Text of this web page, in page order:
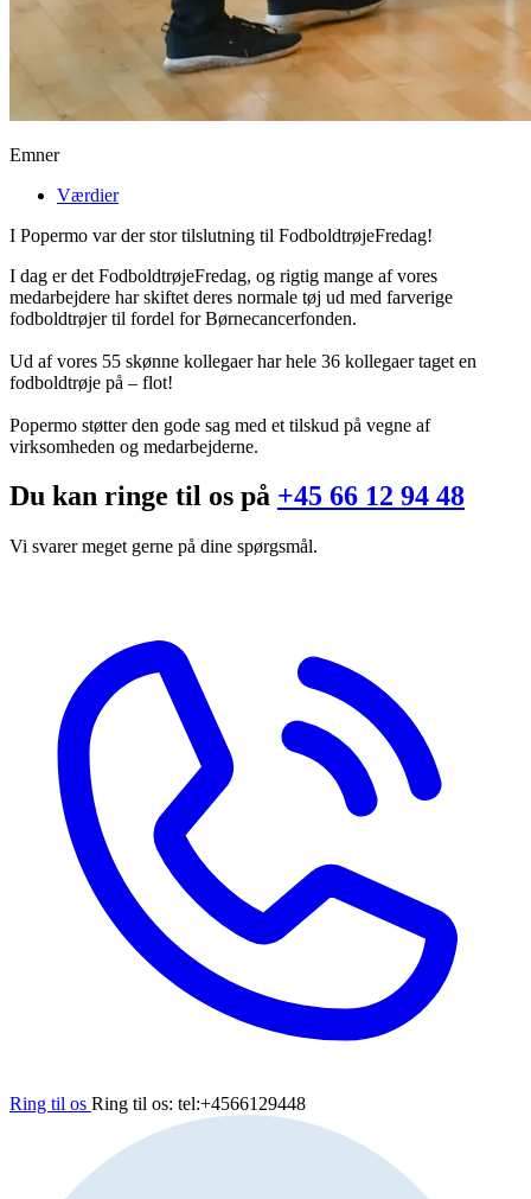
Emner
Værdier
I Popermo var der stor tilslutning til FodboldtrøjeFredag!
I dag er det FodboldtrøjeFredag, og rigtig mange af vores
medarbejdere har skiftet deres normale tøj ud med farverige
fodboldtrøjer til fordel for Børnecancerfonden.
Ud af vores 55 skønne kollegaer har hele 36 kollegaer taget en
fodboldtrøje på – flot!
Popermo støtter den gode sag med et tilskud på vegne af
virksomheden og medarbejderne.
Du kan ringe til os på +45 66 12 94 48
Vi svarer meget gerne på dine spørgsmål.
Ring til os Ring til os: tel:+4566129448